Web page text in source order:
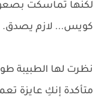
لكنها تماسكت
كويس... لازم يصدق.
نظرت لها الطبيبة
متأكدة إنكِ عايزة